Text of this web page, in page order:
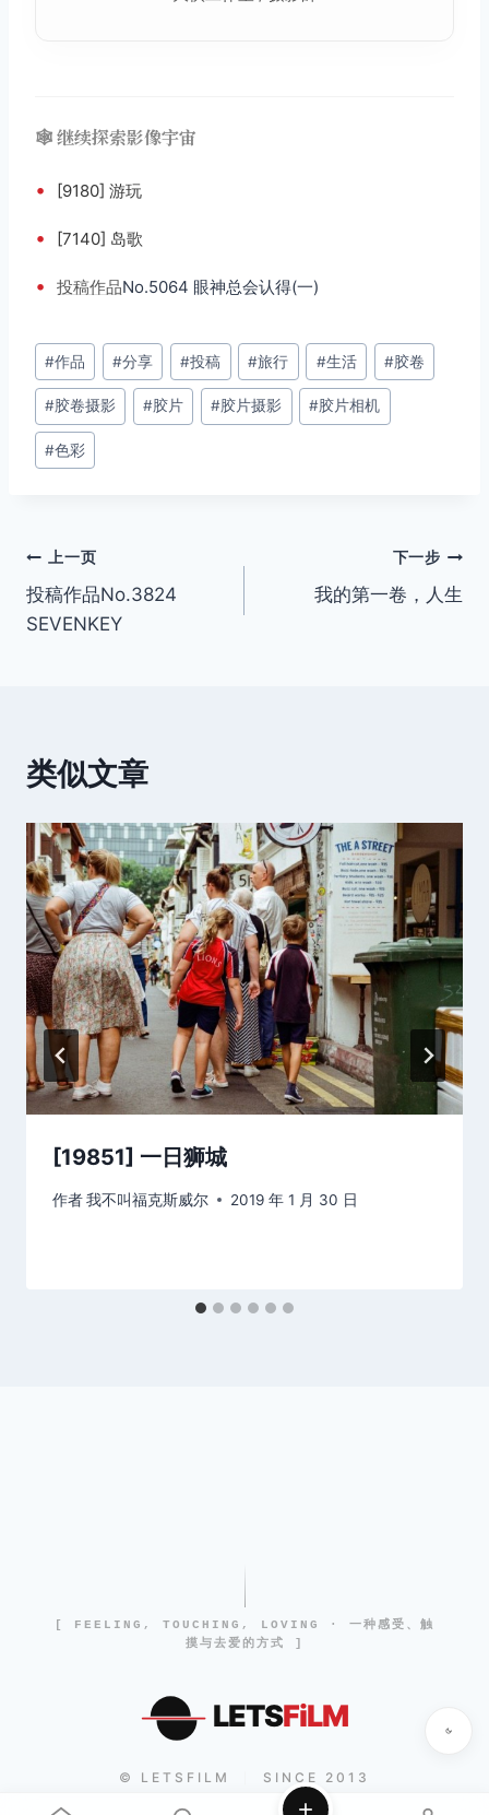
🕸️ 继续探索影像宇宙
• [9180] 游玩
• [7140] 岛歌
• 投稿作品No.5064 眼神总会认得(一)
文
章
标
签：
#作品 #分享 #投稿 #旅行 #生活 #胶卷
#胶卷摄影 #胶片 #胶片摄影 #胶片相机
#色彩
文
章
上一页
投稿作品No.3824
SEVENKEY
下一步
我的第一卷，人生
类似文章
[19851] 一日狮城
作者我不叫福克斯威尔 2019 年 1 月 30 日
[ FEELING, TOUCHING, LOVING · 一种感受、触
摸与去爱的方式 ]
LETSFiLM
© LETSFILM SINCE 2013